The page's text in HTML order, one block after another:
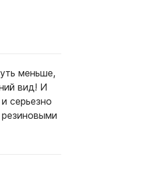
меньше,
вид! И
серьезно